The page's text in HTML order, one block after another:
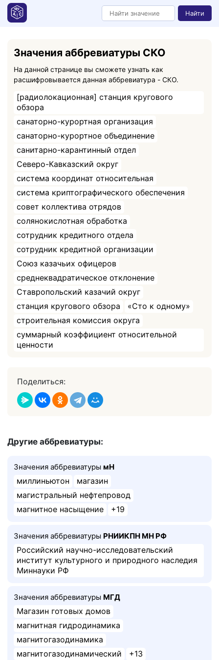
Найти
Значения аббревиатуры СКО
На данной странице вы сможете узнать как
расшифровывается данная аббревиатура - СКО.
[радиолокационная] станция кругового
обзора
санаторно-курортная организация
санаторно-курортное объединение
санитарно-карантинный отдел
Северо-Кавказский округ
система координат относительная
система криптографического обеспечения
совет коллектива отрядов
солянокислотная обработка
сотрудник кредитного отдела
сотрудник кредитной организации
Союз казачьих офицеров
среднеквадратическое отклонение
Ставропольский казачий округ
станция кругового обзора
«Сто к одному»
строительная комиссия округа
суммарный коэффициент относительной
ценности
Поделиться:
Другие аббревиатуры:
Значения аббревиатуры мН
миллиньютон
магазин
магистральный нефтепровод
магнитное насыщение
+19
Значения аббревиатуры РНИИКПН МН РФ
Российский научно-исследовательский
институт культурного и природного наследия
Миннауки РФ
Значения аббревиатуры МГД
Магазин готовых домов
магнитная гидродинамика
магнитогазодинамика
магнитогазодинамический
+13